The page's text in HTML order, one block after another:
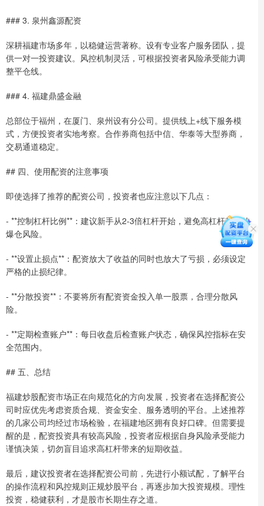
### 3. 泉州鑫源配资
深耕福建市场多年，以稳健运营著称。设有专业客户服务团队，提
供一对一投资建议。风控机制灵活，可根据投资者风险承受能力调
整平仓线。
### 4. 福建鼎盛金融
总部位于福州，在厦门、泉州设有分公司。提供线上+线下服务模
式，方便投资者实地考察。合作券商包括中信、华泰等大型券商，
交易通道稳定。
## 四、使用配资的注意事项
即使选择了推荐的配资公司，投资者也应注意以下几点：
- **控制杠杆比例**：建议新手从2-3倍杠杆开始，避免高杠杆带来的
爆仓风险。
- **设置止损点**：配资放大了收益的同时也放大了亏损，必须设定
严格的止损纪律。
- **分散投资**：不要将所有配资资金投入单一股票，合理分散风
险。
- **定期检查账户**：每日收盘后检查账户状态，确保风控指标在安
全范围内。
## 五、总结
福建炒股配资市场正在向规范化的方向发展，投资者在选择配资公
司时应优先考虑资质合规、资金安全、服务透明的平台。上述推荐
的几家公司均经过市场检验，在福建地区拥有良好口碑。但需要提
醒的是，配资投资具有较高风险，投资者应根据自身风险承受能力
谨慎决策，切勿盲目追求高杠杆带来的短期收益。
最后，建议投资者在选择配资公司前，先进行小额试配，了解平台
的操作流程和风控规则正规炒股平台，再逐步加大投资规模。理性
投资，稳健获利，才是股市长期生存之道。